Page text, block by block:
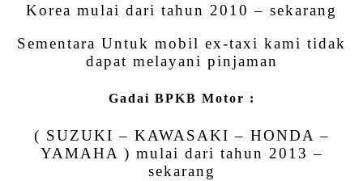
Korea mulai dari tahun 2010 – sekarang
Sementara Untuk mobil ex-taxi kami tidak
dapat melayani pinjaman
Gadai BPKB Motor :
( SUZUKI – KAWASAKI – HONDA –
YAMAHA ) mulai dari tahun 2013 –
sekarang